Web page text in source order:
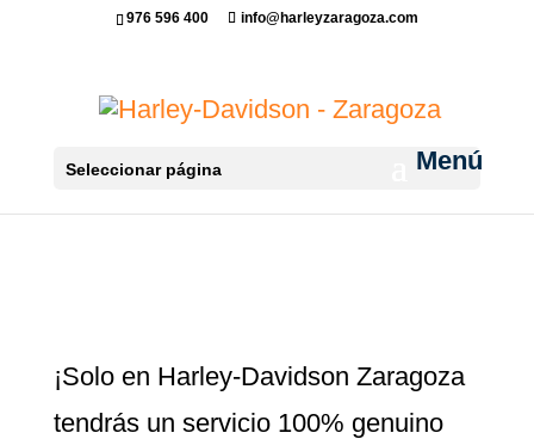
976 596 400 info@harleyzaragoza.com
Seleccionar página
¡Solo en Harley-Davidson Zaragoza
tendrás un servicio 100% genuino